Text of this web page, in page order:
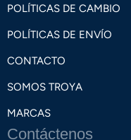
POLÍTICAS DE CAMBIO
POLÍTICAS DE ENVÍO
CONTACTO
SOMOS TROYA
MARCAS
Contáctenos